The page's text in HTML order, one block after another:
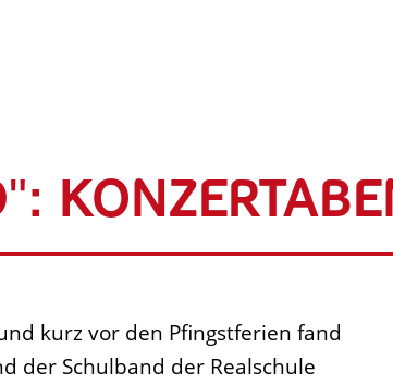
kurz vor den Pfingstferien fand
der Schulband der Realschule